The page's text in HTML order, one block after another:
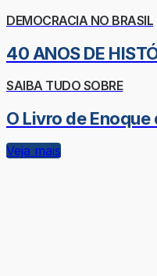
DEMOCRACIA NO BRASIL
40 ANOS DE
SAIBA TUDO SOBRE
O Livro de
Veja mais